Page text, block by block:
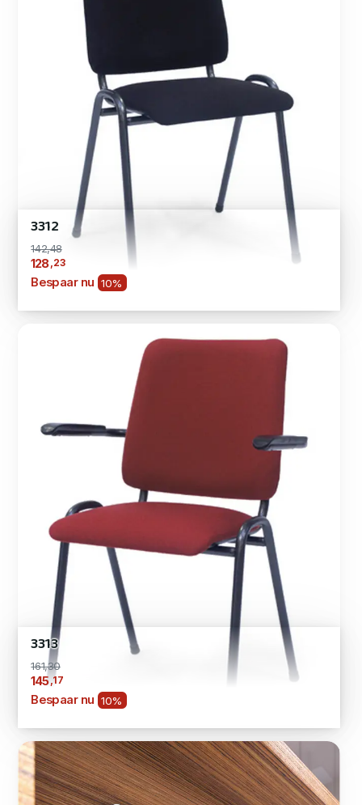
3312
142,48
128 ,23
Bespaar nu 10%
3313
161,30
145 ,17
Bespaar nu 10%